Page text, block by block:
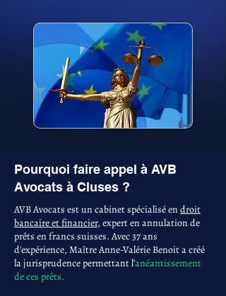
Pourquoi faire appel à AVB
Avocats à Cluses ?
AVB Avocats est un cabinet spécialisé endroit
bancaire et financier, expert en annulation de
prêts en francs suisses. Avec 37 ans
d'expérience, Maître Anne-Valérie Benoit a créé
la jurisprudence permettant l'anéantissement
de ces prêts.